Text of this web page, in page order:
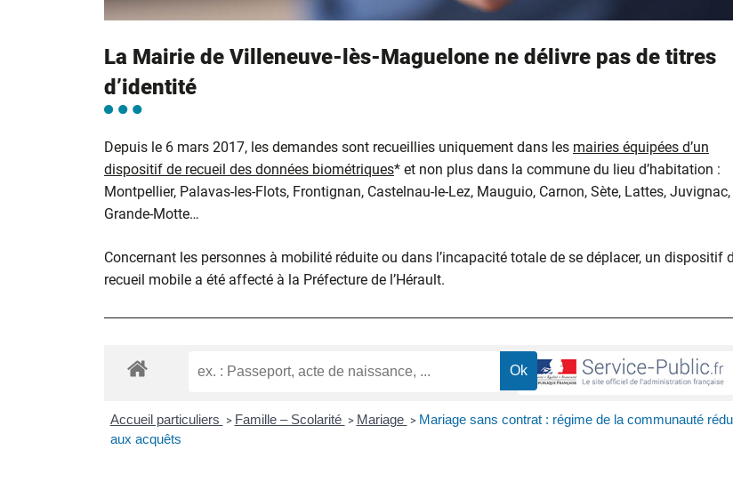
La Mairie de Villeneuve-lès-Maguelone ne délivre pas de titres
d’identité
Depuis le 6 mars 2017, les demandes sont recueillies uniquement dans les mairies équipées d’un
dispositif de recueil des données biométriques* et non plus dans la commune du lieu d’habitation :
Montpellier, Palavas-les-Flots, Frontignan, Castelnau-le-Lez, Mauguio, Carnon, Sète, Lattes, Juvignac,
Grande-Motte…
Concernant les personnes à mobilité réduite ou dans l’incapacité totale de se déplacer, un dispositif
recueil mobile a été affecté à la Préfecture de l’Hérault.
Accueil particuliers > Famille – Scolarité > Mariage > Mariage sans contrat : régime de la communauté
aux acquêts